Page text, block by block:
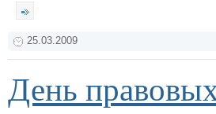
25.03.2009
День